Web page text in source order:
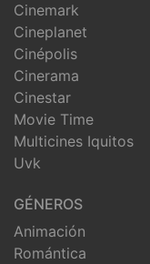
Cinemark
Cineplanet
Cinépolis
Cinerama
Cinestar
Movie Time
Multicines Iquitos
Uvk
GÉNEROS
Animación
Romántica